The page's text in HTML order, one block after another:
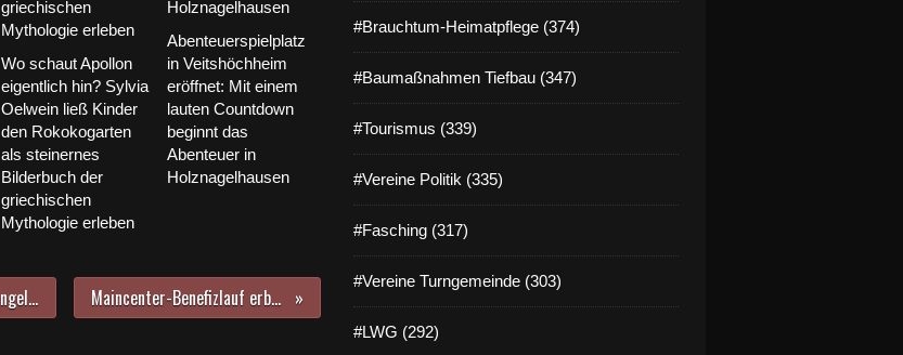
Wo schaut Apollon
eigentlich hin? Sylvia
Oelwein ließ Kinder
den Rokokogarten
als steinernes
Bilderbuch der
griechischen
Mythologie erleben
Abenteuerspielplatz
in Veitshöchheim
eröffnet: Mit einem
lauten Countdown
beginnt das
Abenteuer in
Holznagelhausen
Konjunkturprogramm macht‘s möglich - Evangelische Kindertagesstätte „Menschenskinder“ für 830.000 Euro runderneuert Maincenter-Benefizlauf erbrachte 750 Euro für afrikanisches Krankenhaus
#Brauchtum-Heimatpflege (374)
#Baumaßnahmen Tiefbau (347)
#Tourismus (339)
#Vereine Politik (335)
#Fasching (317)
#Vereine Turngemeinde (303)
#LWG (292)